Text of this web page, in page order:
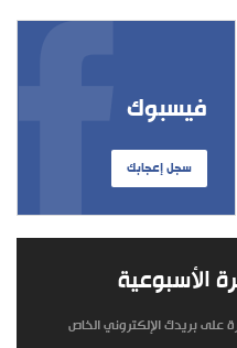
فيسبوك
سجل إعجابك
الأسبوعية
على بريدك الإلكتروني الخاص